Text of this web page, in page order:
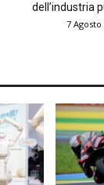
dell’industria
7 Agosto